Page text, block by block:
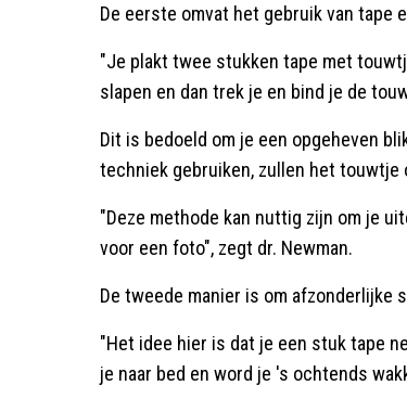
De eerste omvat het gebruik van tape
"Je plakt twee stukken tape met
slapen en dan trek je en bind je de
Dit is bedoeld om je een opgeheven
techniek gebruiken, zullen het touwtje
"Deze methode kan nuttig zijn om je
voor een foto", zegt dr. Newman.
De tweede manier is om
"Het idee hier is dat je een stuk tape
je naar bed en word je 's ochtends